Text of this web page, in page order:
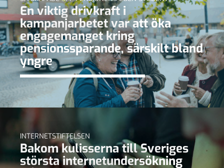
En viktig drivkraft i
kampanjarbetet var att öka
engagemanget kring
pensionssparande, särskilt bland
yngre
INTERNETSTIFTELSEN
Bakom kulisserna till Sveriges
största internetundersökning